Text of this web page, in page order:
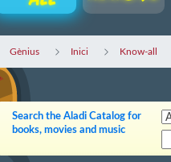
Gènius Inici Know-all
Search the Aladi Catalog for
books, movies and music